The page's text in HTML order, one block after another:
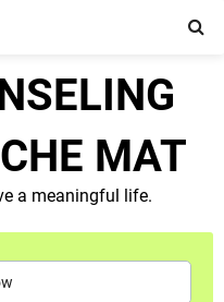
MAT
a meaningful life.